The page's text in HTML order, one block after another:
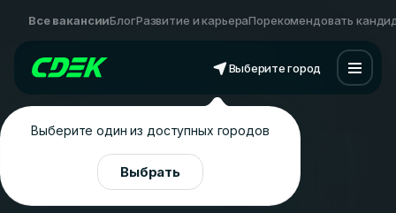
Все вакансииБлогРазвитие и карьераПорекомендовать
Выберите город
Выберите один из доступных городов
Выбрать